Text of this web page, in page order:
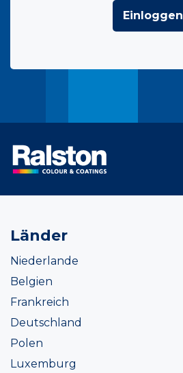
Einloggen
Länder
Niederlande
Belgien
Frankreich
Deutschland
Polen
Luxemburg